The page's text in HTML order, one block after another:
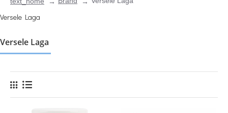
Versele Laga
Versele Laga